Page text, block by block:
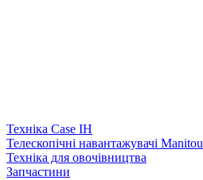
Техніка Case IH
Телескопічні навантажувачі Manitou
Техніка для овочівництва
Запчастини